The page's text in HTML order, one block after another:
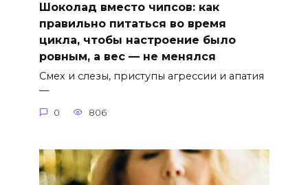
Шоколад вместо чипсов: как
правильно питаться во время
цикла, чтобы настроение было
ровным, а вес — не менялся
Смех и слезы, приступы агрессии и апатия
—
0 806